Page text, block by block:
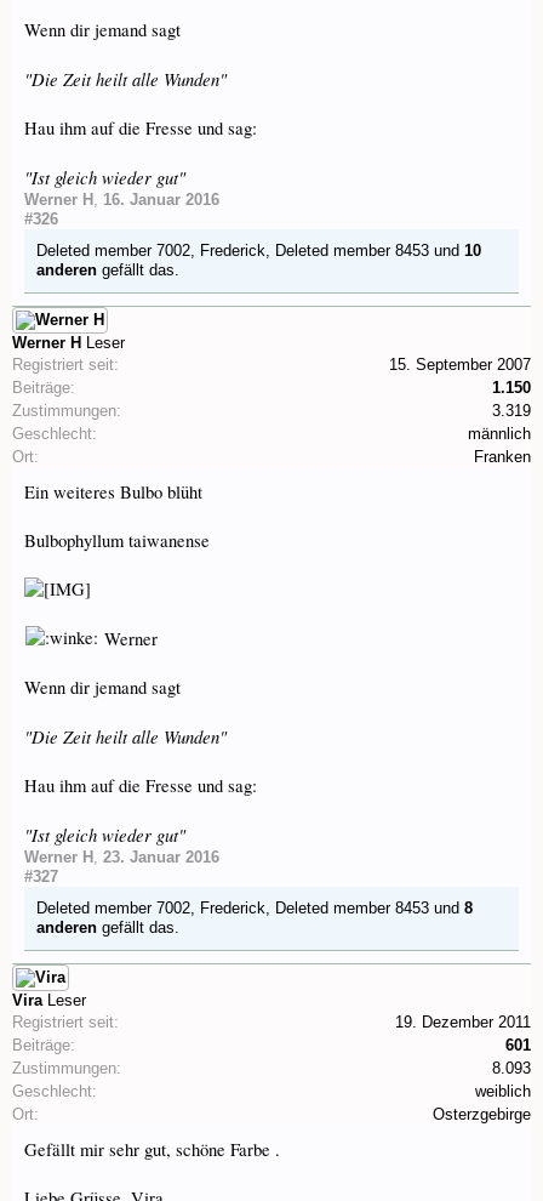
Wenn dir jemand sagt
"Die Zeit heilt alle Wunden"
Hau ihm auf die Fresse und sag:
"Ist gleich wieder gut"
Werner H , 16. Januar 2016
#326
Deleted member 7002, Frederick, Deleted member 8453 und 10
anderen gefällt das.
Werner H Leser
Registriert seit:
15. September 2007
Beiträge:
1.150
Zustimmungen:
3.319
Geschlecht:
männlich
Ort:
Franken
Ein weiteres Bulbo blüht
Bulbophyllum taiwanense
Werner
Wenn dir jemand sagt
"Die Zeit heilt alle Wunden"
Hau ihm auf die Fresse und sag:
"Ist gleich wieder gut"
Werner H , 23. Januar 2016
#327
Deleted member 7002, Frederick, Deleted member 8453 und 8
anderen gefällt das.
Vira Leser
Registriert seit:
19. Dezember 2011
Beiträge:
601
Zustimmungen:
8.093
Geschlecht:
weiblich
Ort:
Osterzgebirge
Gefällt mir sehr gut, schöne Farbe .